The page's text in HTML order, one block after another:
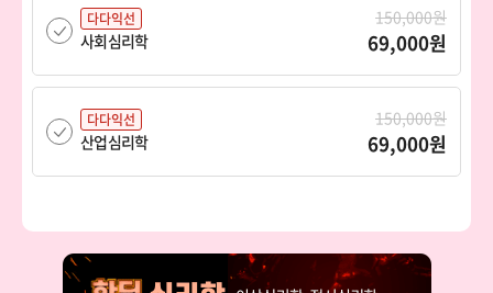
다다익선
사회심리학
150,000원
69,000원
다다익선
산업심리학
150,000원
69,000원